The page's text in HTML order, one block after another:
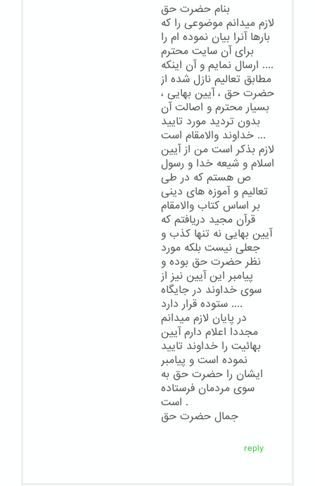
بنام حضرت حق
لازم میدانم موضوعی را که
بارها آنرا بیان نموده ام را
برای آن سایت محترم
ارسال نمایم و آن اینکه ‌‌‌‌‌....
مطابق تعالیم نازل شده از
حضرت حق ، آیین بهایی ،
بسیار محترم و اصالت آن
بدون تردید مورد تایید
خداوند والامقام است ...
لازم بذکر است من از آیین
اسلام و شیعه خدا و رسول
ص هستم که در طی
تعالیم و آموزه های دینی
بر اساس کتاب والامقام
قرآن مجید دریافتم که
آیین بهایی نه تنها کذب و
جعلی نیست بلکه مورد
نظر حضرت حق بوده و
پیامبر این آیین نیز از
سوی خداوند در جایگاه
ستوده قرار دارد ‌‌‌‌‌....
در پایان لازم میدانم
مجددا اعلام دارم آیین
بهائیت را خداوند تایید
نموده است و پیامبر
ایشان را حضرت حق به
سوی مردمان فرستاده
است .
جمال حضرت حق
reply